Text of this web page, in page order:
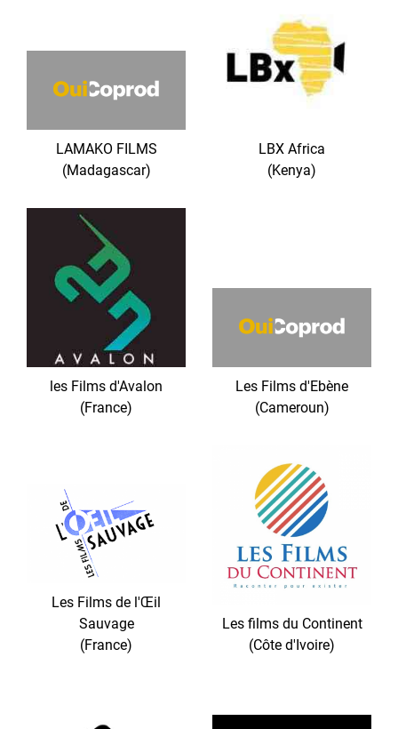
LAMAKO FILMS
(Madagascar)
LBX Africa
(Kenya)
les Films d'Avalon
(France)
Les Films d'Ebène
(Cameroun)
Les Films de l'Œil
Sauvage
(France)
Les films du Continent
(Côte d'Ivoire)